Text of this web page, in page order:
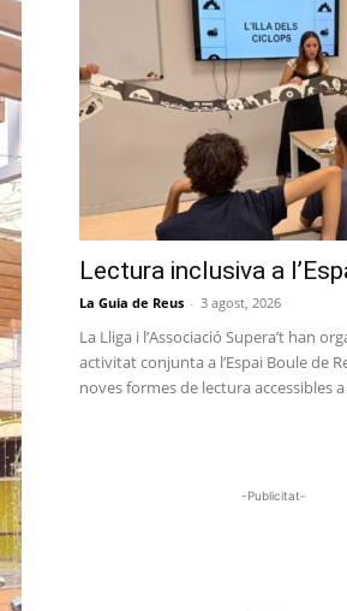
Lectura inclusiva a
La Guia de Reus - 3 agost, 2026
La Lliga i l’Associació Supera’t han
activitat conjunta a l’Espai Boule de
noves formes de lectura accessibles
-Publicitat-